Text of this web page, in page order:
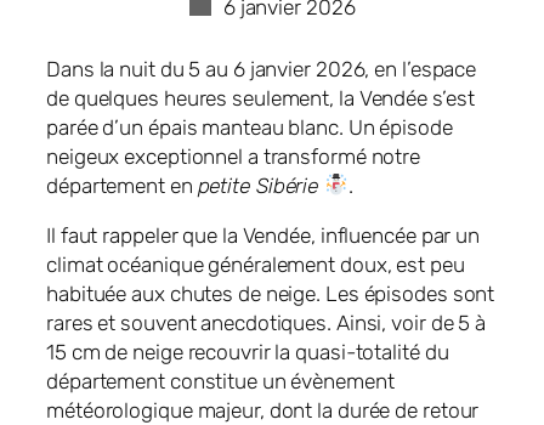
6 janvier 2026
Dans la nuit du 5 au 6 janvier 2026, en l’espace
de quelques heures seulement, la Vendée s’est
parée d’un épais manteau blanc. Un épisode
neigeux exceptionnel a transformé notre
département en petite Sibérie .
Il faut rappeler que la Vendée, influencée par un
climat océanique généralement doux, est peu
habituée aux chutes de neige. Les épisodes sont
rares et souvent anecdotiques. Ainsi, voir de 5 à
15 cm de neige recouvrir la quasi-totalité du
département constitue un évènement
météorologique majeur, dont la durée de retour